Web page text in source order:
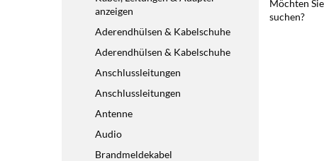
Möchten
suchen?
anzeigen
Aderendhülsen & Kabelschuhe
Aderendhülsen & Kabelschuhe
Anschlussleitungen
Anschlussleitungen
Antenne
Audio
Brandmeldekabel